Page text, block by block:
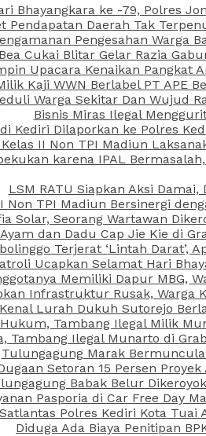
Bhayangkara ke -79, Polres
Pendapatan Daerah Tak
Pengesahan Warga
Cukai Blitar Gelar Razia
Upacara Kenaikan Pangkat
Kaji WWN Berlabel PT APE
Warga Sekitar Dan Wujud
Bisnis Miras Ilegal
Kediri Dilaporkan ke Polres
II Non TPI Madiun
karena IPAL
LSM RATU Siapkan Aksi
Non TPI Madiun Bersinergi
Solar, Seorang Wartawan
dan Dadu Cap Jie Kie di
Terjerat ‘Lintah Darat’,
Ucapkan Selamat Hari
Memiliki Dapur
Infrastruktur Rusak, Warga
Lurah Dukuh Sutorejo
Tambang Ilegal Milik
Tambang Ilegal Munarto di
Tulungagung Marak
Setoran 15 Persen
Babak Belur
Pasporia di Car Free Day
Polres Kediri Kota Tuai
Diduga Ada Biaya Penitipan